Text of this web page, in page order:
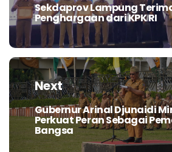
Previous
post:
Sekdaprov Lampung
Penghargaan dari KPK RI
Next
Next
post:
Gubernur Arinal Djunaidi
Perkuat Peran Sebagai
Bangsa